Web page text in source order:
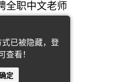
已被隐藏，登
查看！
定
全职中文老师